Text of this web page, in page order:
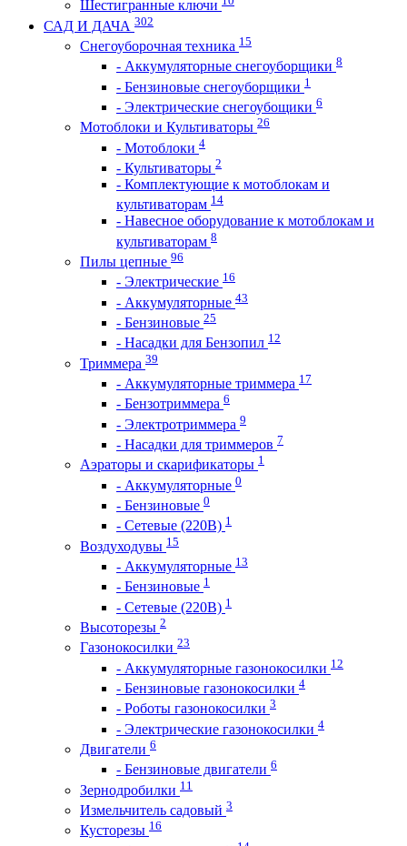
Шестигранные ключи
САД И ДАЧА 302
Снегоуборочная техника 15
- Аккумуляторные снегоуборщики 8
- Бензиновые снегоуборщики 1
- Электрические снегоубощики 6
Мотоблоки и Культиваторы 26
- Мотоблоки 4
- Культиваторы 2
- Комплектующие к мотоблокам и
культиваторам 14
- Навесное оборудование к мотоблокам и
культиваторам 8
Пилы цепные 96
- Электрические 16
- Аккумуляторные 43
- Бензиновые 25
- Насадки для Бензопил 12
Триммера 39
- Аккумуляторные триммера 17
- Бензотриммера 6
- Электротриммера 9
- Насадки для триммеров 7
Аэраторы и скарификаторы 1
- Аккумуляторные 0
- Бензиновые 0
- Сетевые (220В) 1
Воздуходувы 15
- Аккумуляторные 13
- Бензиновые 1
- Сетевые (220В) 1
Высоторезы 2
Газонокосилки 23
- Аккумуляторные газонокосилки 12
- Бензиновые газонокосилки 4
- Роботы газонокосилки 3
- Электрические газонокосилки 4
Двигатели 6
- Бензиновые двигатели 6
Зернодробилки 11
Измельчитель садовый 3
Кусторезы 16